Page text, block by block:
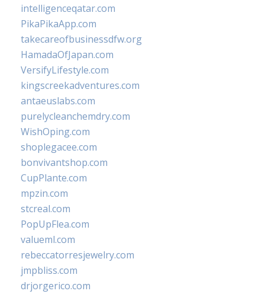
intelligenceqatar.com
PikaPikaApp.com
takecareofbusinessdfw.org
HamadaOfJapan.com
VersifyLifestyle.com
kingscreekadventures.com
antaeuslabs.com
purelycleanchemdry.com
WishOping.com
shoplegacee.com
bonvivantshop.com
CupPlante.com
mpzin.com
stcreal.com
PopUpFlea.com
valueml.com
rebeccatorresjewelry.com
jmpbliss.com
drjorgerico.com